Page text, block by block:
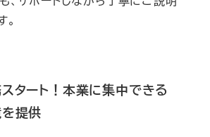
。
タート！本業に集中できる
提供